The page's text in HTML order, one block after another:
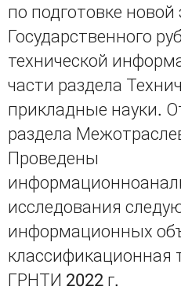
по подготовке
Государственного
технической
части раздела
прикладные науки.
раздела
Проведены
исследования
информационных
классификационная
ГРНТИ 2022 г.